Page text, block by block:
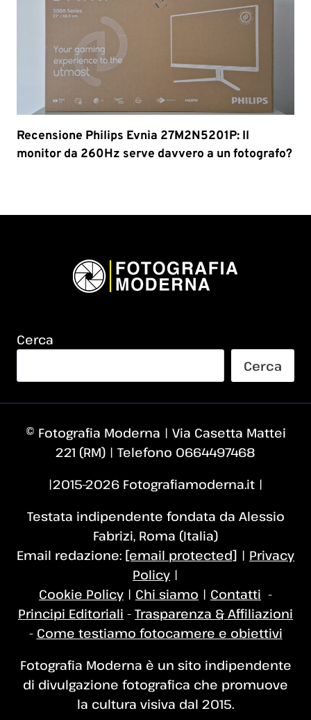
Recensione Philips Evnia 27M2N5201P: Il
monitor da 260Hz serve davvero a un fotografo?
Cerca
Cerca
© Fotografia Moderna | Via Casetta Mattei
221 (RM) | Telefono 0664497468
|2015–2026 Fotografiamoderna.it |
Testata indipendente fondata da Alessio
Fabrizi, Roma (Italia)
Email redazione: [email protected] | Privacy
Policy |
Cookie Policy | Chi siamo | Contatti -
Principi Editoriali - Trasparenza & Affiliazioni
- Come testiamo fotocamere e obiettivi
Fotografia Moderna è un sito indipendente
di divulgazione fotografica che promuove
la cultura visiva dal 2015.